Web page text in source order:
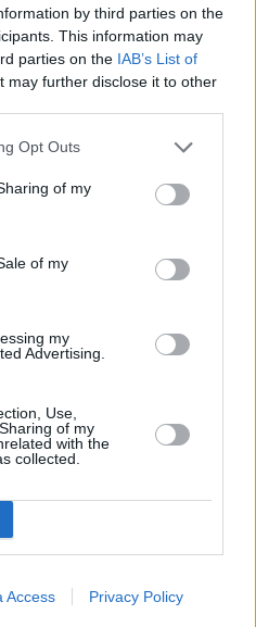
by third parties on the
This information may
parties on the IAB’s List of
may further disclose it to other
Opt Outs
of my
of my
my
Advertising.
Use,
of my
with the
collected.
Access Privacy Policy
Alfons Sonnbichler
Erik Klee
Fanny Schätzl
Katja Saalfeld
Olivia Jakobi
Yannik Rudloff
Yvonne Klee
Parfum - Die
eines